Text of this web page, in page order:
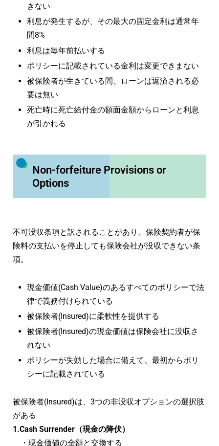
きない
利息が発生するが、その最大の固定金利は通常年
間8%
利息は毎年前払いする
ポリシーに記載されている金利は変更できまない
被保険者が生きている間、ローンは返済される必
要は無い
死亡時に死亡給付金の額面金額からローンと利息
が引かれる
Non-forfeiture Provisions or
Options
不可没収条項と訳されることがあり、保険契約者が保
険料の支払いを停止しても保険会社が没収できない条
項。
現金価値(Cash Value)のあるすべてのポリシーで法
律で義務付けられている
被保険者(Insured)に柔軟性を提供する
被保険者(Insured)の現金価値は保険会社に没収さ
れない
ポリシーが失効した場合に備えて、最初からポリ
シーに記載されている
被保険者(Insured)は、3つの非没収オプションの選択肢
がある
1.Cash Surrender（現金の降伏）
・現金価値の全額と交換する